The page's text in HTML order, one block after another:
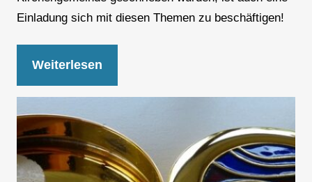
Einladung sich mit diesen Themen zu beschäftigen!
Weiterlesen